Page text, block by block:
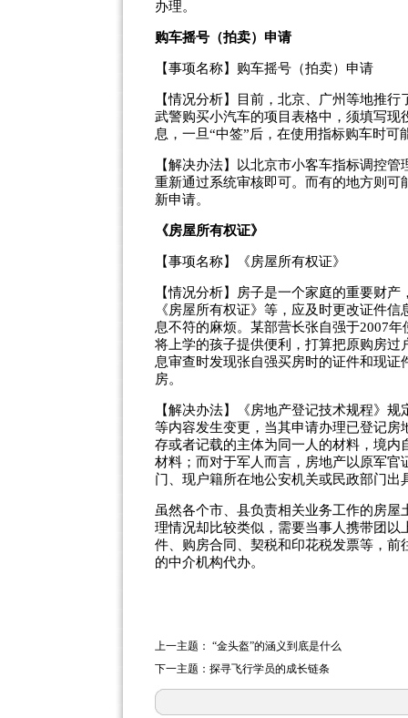
办理。
购车摇号（拍卖）申请
【事项名称】购车摇号（拍卖）申请
【情况分析】目前，北京、广州等地推
武警购买小汽车的项目表格中，须填写
息，一旦“中签”后，在使用指标购车时可
【解决办法】以北京市小客车指标调控
重新通过系统审核即可。而有的地方则
新申请。
《房屋所有权证》
【事项名称】《房屋所有权证》
【情况分析】房子是一个家庭的重要财
《房屋所有权证》等，应及时更改证件
息不符的麻烦。某部营长张自强于2007
将上学的孩子提供便利，打算把原购房
息审查时发现张自强买房时的证件和现
房。
【解决办法】《房地产登记技术规程》
等内容发生变更，当其申请办理已登记
存或者记载的主体为同一人的材料，境
材料；而对于军人而言，房地产以原军
门、现户籍所在地公安机关或民政部门出
虽然各个市、县负责相关业务工作的房
理情况却比较类似，需要当事人携带团
件、购房合同、契税和印花税发票等，
的中介机构代办。
上一主题： “金头盔”的涵义到底是什么
下一主题： 探寻飞行学员的成长链条